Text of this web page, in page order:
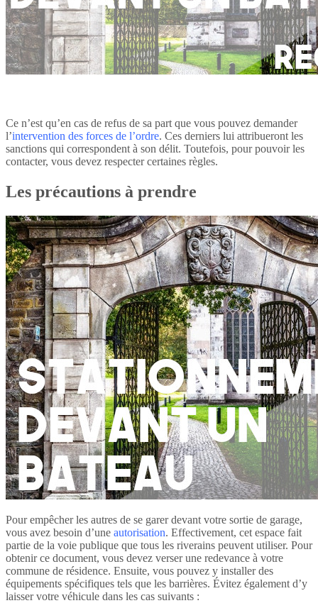
Ce n’est qu’en cas de refus de sa part que vous pouvez demander
l’intervention des forces de l’ordre. Ces derniers lui attribueront les
sanctions qui correspondent à son délit. Toutefois, pour pouvoir les
contacter, vous devez respecter certaines règles.
Les précautions à prendre
Pour empêcher les autres de se garer devant votre sortie de garage,
vous avez besoin d’une autorisation. Effectivement, cet espace fait
partie de la voie publique que tous les riverains peuvent utiliser. Pour
obtenir ce document, vous devez verser une redevance à votre
commune de résidence. Ensuite, vous pouvez y installer des
équipements spécifiques tels que les barrières. Évitez également d’y
laisser votre véhicule dans les cas suivants :